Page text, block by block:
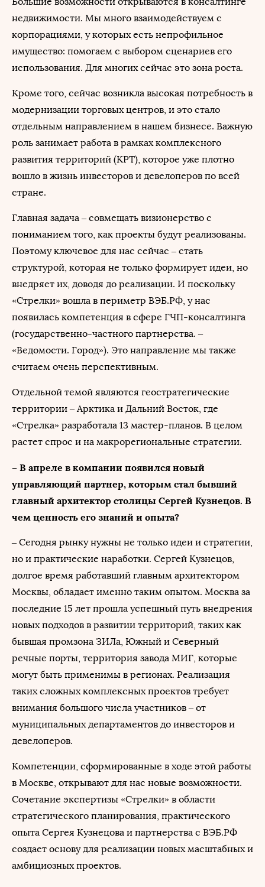
недвижимости. Мы много взаимодействуем с
корпорациями, у которых есть непрофильное
имущество: помогаем с выбором сценариев его
использования. Для многих сейчас это зона роста.
Кроме того, сейчас возникла высокая потребность в
модернизации торговых центров, и это стало
отдельным направлением в нашем бизнесе. Важную
роль занимает работа в рамках комплексного
развития территорий (КРТ), которое уже плотно
вошло в жизнь инвесторов и девелоперов по всей
стране.
Главная задача – совмещать визионерство с
пониманием того, как проекты будут реализованы.
Поэтому ключевое для нас сейчас – стать
структурой, которая не только формирует идеи, но
внедряет их, доводя до реализации. И поскольку
«Стрелки» вошла в периметр ВЭБ.РФ, у нас
появилась компетенция в сфере ГЧП-консалтинга
(государственно-частного партнерства. –
«Ведомости. Город»). Это направление мы также
считаем очень перспективным.
Отдельной темой являются геостратегические
территории – Арктика и Дальний Восток, где
«Стрелка» разработала 13 мастер-планов. В целом
растет спрос и на макрорегиональные стратегии.
– В апреле в компании появился новый
управляющий партнер, которым стал бывший
главный архитектор столицы Сергей Кузнецов. В
чем ценность его знаний и опыта?
– Сегодня рынку нужны не только идеи и стратегии,
но и практические наработки. Сергей Кузнецов,
долгое время работавший главным архитектором
Москвы, обладает именно таким опытом. Москва за
последние 15 лет прошла успешный путь внедрения
новых подходов в развитии территорий, таких как
бывшая промзона ЗИЛа, Южный и Северный
речные порты, территория завода МИГ, которые
могут быть применимы в регионах. Реализация
таких сложных комплексных проектов требует
внимания большого числа участников – от
муниципальных департаментов до инвесторов и
девелоперов.
Компетенции, сформированные в ходе этой работы
в Москве, открывают для нас новые возможности.
Сочетание экспертизы «Стрелки» в области
стратегического планирования, практического
опыта Сергея Кузнецова и партнерства с ВЭБ.РФ
создает основу для реализации новых масштабных и
амбициозных проектов.